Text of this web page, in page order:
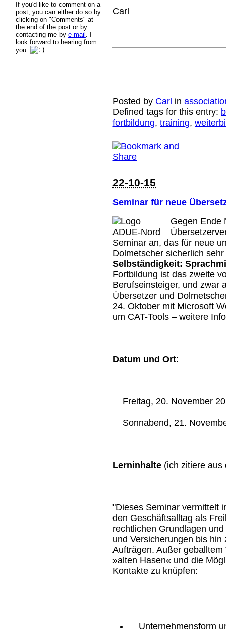
If you'd like to comment on a
post, you can either do so by
clicking on "Comments" at
the end of the post or by
contacting me by e-mail . I
look forward to hearing from
you.
Carl
Posted by Carl in
Defined tags for this entry:
fortbildung,training,
22-10-15
Seminar für neue
Gegen Ende
Seminar an, das für neue
Dolmetscher sicherlich
Selbständigkeit:
Fortbildung ist das zweite
Berufseinsteiger, und zwar
Übersetzer und
24. Oktober mit Microsoft
um CAT-Tools – weitere
Datum und Ort:
Freitag, 20. November
Sonnabend, 21.
Lerninhalte (ich zitiere aus
"Dieses Seminar vermittelt
den Geschäftsalltag als
rechtlichen Grundlagen
und Versicherungen bis
Aufträgen. Außer
»alten Hasen« und die
Kontakte zu knüpfen:
Unternehmensform